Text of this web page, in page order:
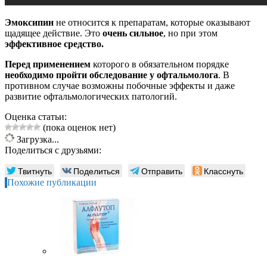
Эмоксипин не относится к препаратам, которые оказывают
щадящее действие. Это очень сильное, но при этом
эффективное средство.
Перед применением которого в обязательном порядке
необходимо пройти обследование у офтальмолога. В
противном случае возможны побочные эффекты и даже
развитие офтальмологических патологий.
Оценка статьи:
(пока оценок нет)
Загрузка...
Поделиться с друзьями:
Твитнуть Поделиться Отправить Класснуть
Похожие публикации